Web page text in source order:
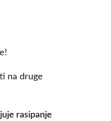
na druge
rasipanje